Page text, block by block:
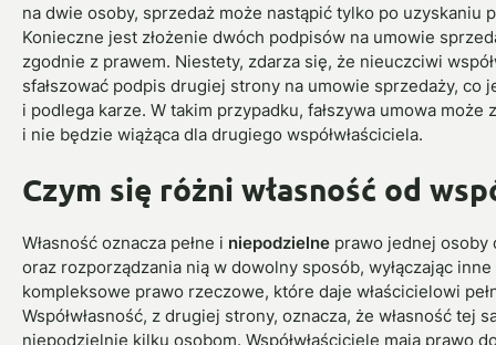
na dwie osoby, sprzedaż może nastąpić tylko po uzyskaniu
Konieczne jest złożenie dwóch podpisów na umowie
zgodnie z prawem. Niestety, zdarza się, że nieuczciwi
sfałszować podpis drugiej strony na umowie sprzedaży, co
i podlega karze. W takim przypadku, fałszywa umowa może
i nie będzie wiążąca dla drugiego współwłaściciela.
Czym się różni własność od
Własność oznacza pełne i niepodzielne prawo jednej osoby
oraz rozporządzania nią w dowolny sposób, wyłączając
kompleksowe prawo rzeczowe, które daje właścicielowi
Współwłasność, z drugiej strony, oznacza, że własność tej
niepodzielnie kilku osobom. Współwłaściciele mają prawo